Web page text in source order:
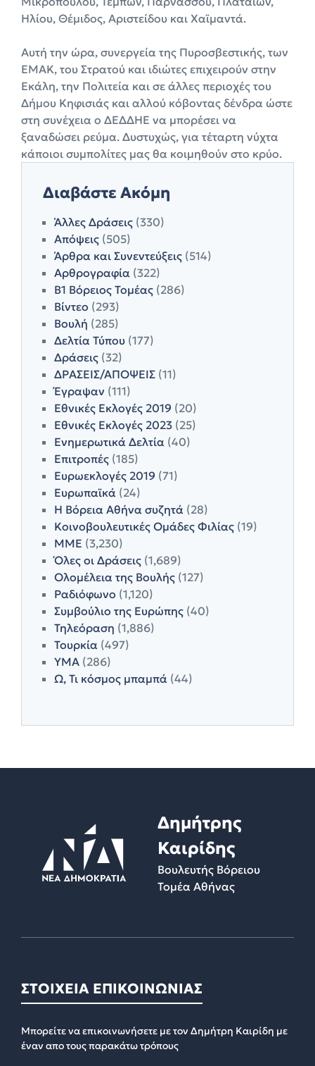
Ηλίου, Θέμιδος, Αριστείδου και Χαϊμαντά.
Αυτή την ώρα, συνεργεία της Πυροσβεστικής, των
ΕΜΑΚ, του Στρατού και ιδιώτες επιχειρούν στην
Εκάλη, την Πολιτεία και σε άλλες περιοχές του
Δήμου Κηφισιάς και αλλού κόβοντας δένδρα ώστε
στη συνέχεια ο ΔΕΔΔΗΕ να μπορέσει να
ξαναδώσει ρεύμα. Δυστυχώς, για τέταρτη νύχτα
κάποιοι συμπολίτες μας θα κοιμηθούν στο κρύo.
Διαβάστε Ακόμη
Άλλες Δράσεις (330)
Απόψεις (505)
Άρθρα και Συνεντεύξεις (514)
Αρθρογραφία (322)
Β1 Βόρειος Τομέας (286)
Βίντεο (293)
Βουλή (285)
Δελτία Τύπου (177)
Δράσεις (32)
ΔΡΑΣΕΙΣ/ΑΠΟΨΕΙΣ (11)
Έγραψαν (111)
Εθνικές Εκλογές 2019 (20)
Εθνικές Εκλογές 2023 (25)
Ενημερωτικά Δελτία (40)
Επιτροπές (185)
Ευρωεκλογές 2019 (71)
Ευρωπαϊκά (24)
Η Βόρεια Αθήνα συζητά (28)
Κοινοβουλευτικές Ομάδες Φιλίας (19)
ΜΜΕ (3,230)
Όλες οι Δράσεις (1,689)
Ολομέλεια της Βουλής (127)
Ραδιόφωνο (1,120)
Συμβούλιο της Ευρώπης (40)
Τηλεόραση (1,886)
Τουρκία (497)
ΥΜΑ (286)
Ω, Τι κόσμος μπαμπά (44)
Δημήτρης
Καιρίδης
Βουλευτής Βόρειου
Τομέα Αθήνας
ΣΤΟΙΧΕΙΑ ΕΠΙΚΟΙΝΩΝΙΑΣ
Μπορείτε να επικοινωνήσετε με τον Δημήτρη Καιρίδη με
έναν απο τους παρακάτω τρόπους